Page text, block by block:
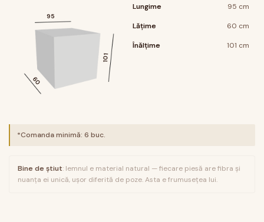
60
95
101
Lungime 95 cm
Lățime 60 cm
Înălțime 101 cm
*Comanda minimă: 6 buc.
Bine de știut: lemnul e material natural — fiecare piesă are fibra și
nuanța ei unică, ușor diferită de poze. Asta e frumusețea lui.